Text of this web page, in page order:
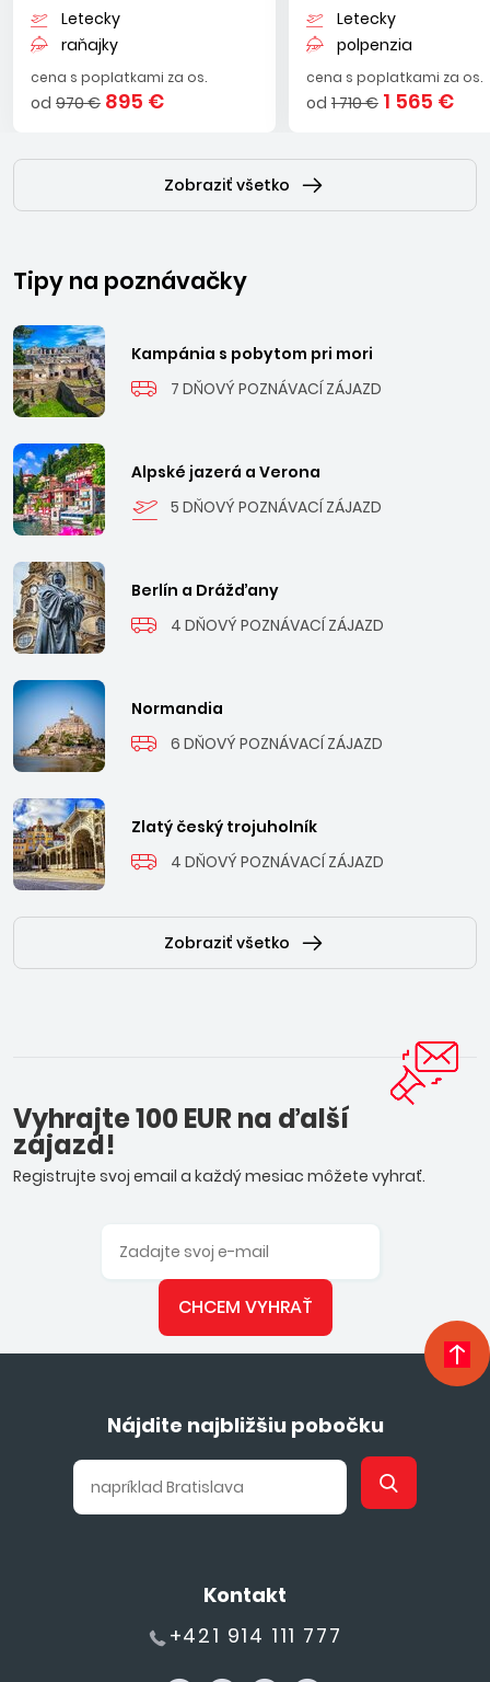
Letecky
raňajky
cena s poplatkami za os.
od 970 € 895 €
Letecky
polpenzia
cena s poplatkami za os.
od 1 710 € 1 565 €
Zobraziť všetko
Tipy na poznávačky
Kampánia s pobytom pri mori
7 DŇOVÝ POZNÁVACÍ ZÁJAZD
Alpské jazerá a Verona
5 DŇOVÝ POZNÁVACÍ ZÁJAZD
Berlín a Drážďany
4 DŇOVÝ POZNÁVACÍ ZÁJAZD
Normandia
6 DŇOVÝ POZNÁVACÍ ZÁJAZD
Zlatý český trojuholník
4 DŇOVÝ POZNÁVACÍ ZÁJAZD
Zobraziť všetko
Vyhrajte 100 EUR na ďalší
zájazd!
Registrujte svoj email a každý mesiac môžete vyhrať.
CHCEM VYHRAŤ
Nájdite najbližšiu pobočku
Kontakt
+421 914 111 777